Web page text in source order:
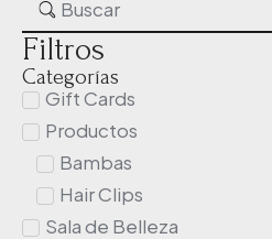
Filtros
Categorías
Gift Cards
Productos
Bambas
Hair Clips
Sala de Belleza